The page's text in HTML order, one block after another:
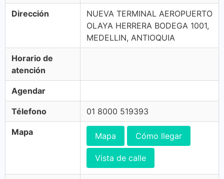
Dirección
NUEVA TERMINAL AEROPUERTO
OLAYA HERRERA BODEGA 1001,
MEDELLIN, ANTIOQUIA
Horario de
atención
Agendar
Télefono 01 8000 519393
Mapa Mapa Cómo llegar
Vista de calle